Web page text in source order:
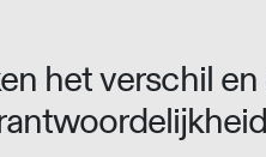
het verschil